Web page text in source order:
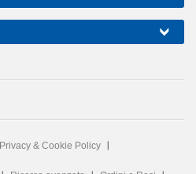
Privacy & Cookie Policy